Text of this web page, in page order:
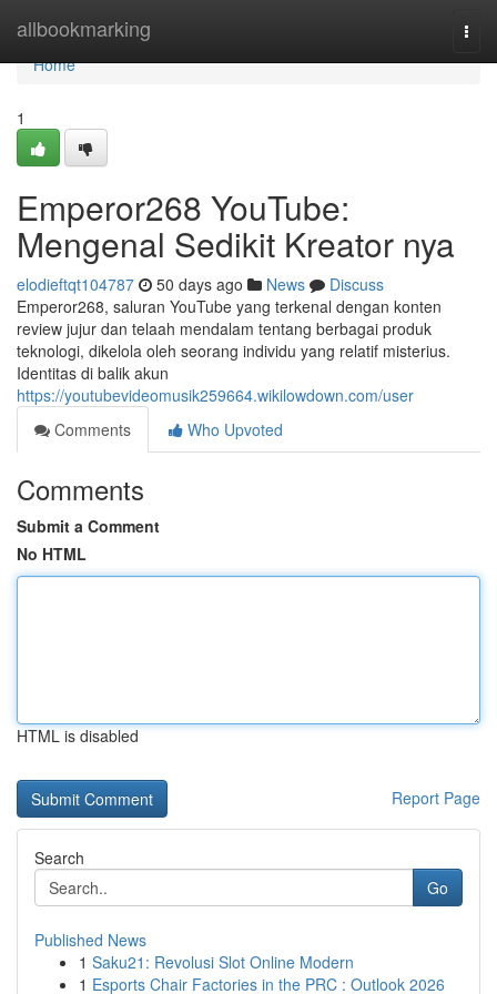
allbookmarking
Home
Home
1
Emperor268 YouTube:
Mengenal Sedikit Kreator nya
elodieftqt104787 50 days ago News
Discuss
Emperor268, saluran YouTube yang terkenal dengan konten
review jujur dan telaah mendalam tentang berbagai produk
teknologi, dikelola oleh seorang individu yang relatif misterius.
Identitas di balik akun
https://youtubevideomusik259664.wikilowdown.com/user
Comments
Who Upvoted
Comments
Submit a Comment
No HTML
HTML is disabled
Report Page
Search
Go
Published News
1 Saku21: Revolusi Slot Online Modern
1 Esports Chair Factories in the PRC : Outlook 2026